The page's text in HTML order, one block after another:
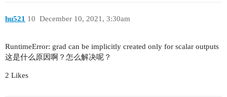
hu521 December 10, 2021, 3:30am
10
RuntimeError: grad can be implicitly created only for scalar outputs
这是什么原因啊？怎么解决呢？
2 Likes